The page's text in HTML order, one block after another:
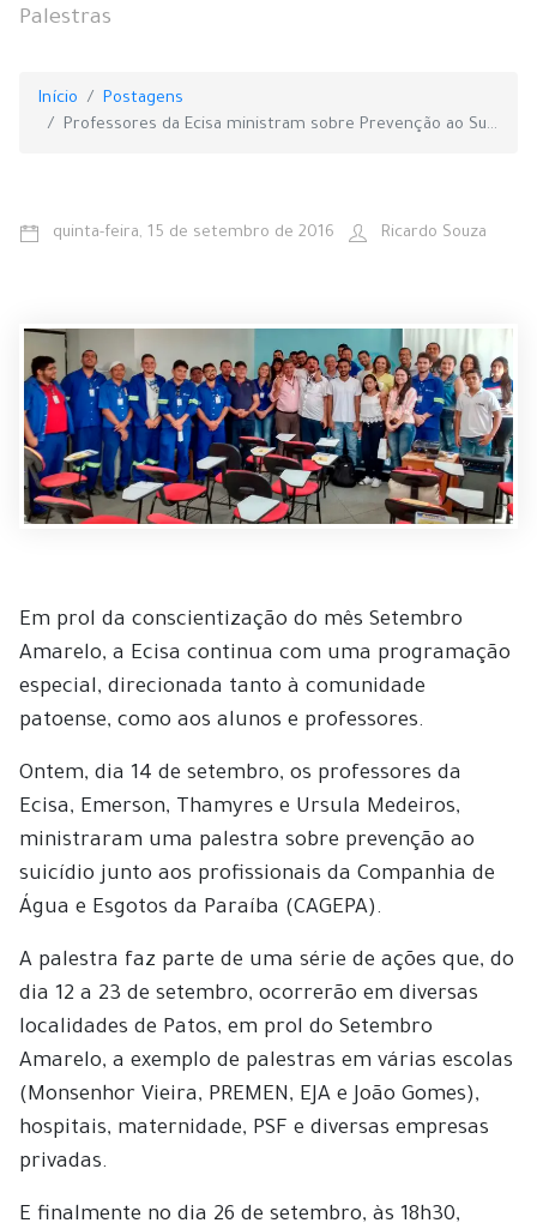
Palestras
Início
Postagens
Professores da Ecisa ministram sobre Prevenção ao Suicídio junto aos profissionais da CAGEPA
quinta-feira, 15 de setembro de 2016 Ricardo Souza
Em prol da conscientização do mês Setembro
Amarelo, a Ecisa continua com uma programação
especial, direcionada tanto à comunidade
patoense, como aos alunos e professores.
Ontem, dia 14 de setembro, os professores da
Ecisa, Emerson, Thamyres e Ursula Medeiros,
ministraram uma palestra sobre prevenção ao
suicídio junto aos profissionais da Companhia de
Água e Esgotos da Paraíba (CAGEPA).
A palestra faz parte de uma série de ações que, do
dia 12 a 23 de setembro, ocorrerão em diversas
localidades de Patos, em prol do Setembro
Amarelo, a exemplo de palestras em várias escolas
(Monsenhor Vieira, PREMEN, EJA e João Gomes),
hospitais, maternidade, PSF e diversas empresas
privadas.
E finalmente no dia 26 de setembro, às 18h30,